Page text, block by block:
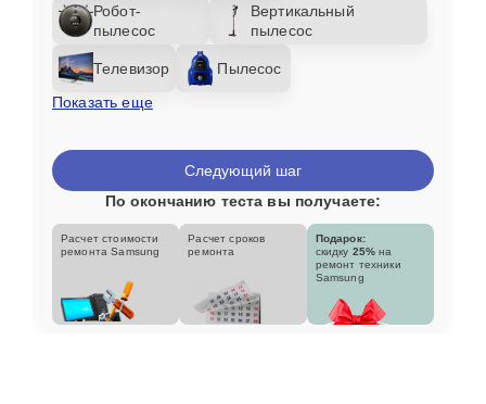
Робот-
пылесос
Вертикальный
пылесос
Телевизор
Пылесос
Показать еще
Следующий шаг
По окончанию теста вы получаете:
Расчет стоимости
ремонта Samsung
Расчет сроков
ремонта
Подарок:
скидку 25% на
ремонт техники
Samsung